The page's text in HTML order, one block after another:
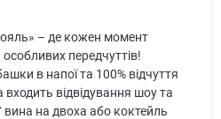
– де кожен момент
передчуттів!
в напої та 100% відчуття
входить відвідування шоу та
на двоха або коктейль